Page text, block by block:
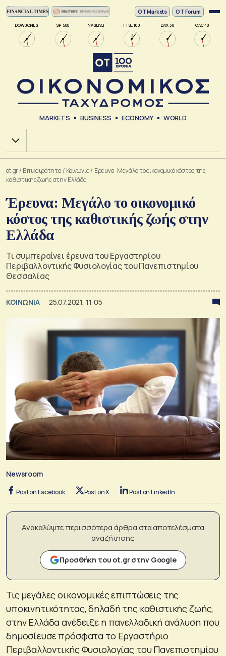
DOW JONES SP 500 NASDAQ FTSE 100 DAX 30 CAC 40
ΟΤ Markets OT Forum
MARKETS BUSINESS ECONOMY WORLD
Χ.Α.
ot.gr/ Επικαιρότητα / Κοινωνία/Έρευνα: Μεγάλο το οικονομικό κόστος της
καθιστικής ζωής στην Ελλάδα
Έρευνα: Μεγάλο το οικονομικό
κόστος της καθιστικής ζωής στην
Ελλάδα
Τι συμπεραίνει έρευνα του Εργαστηρίου
Περιβαλλοντικής Φυσιολογίας του Πανεπιστημίου
Θεσσαλίας
ΚΟΙΝΩΝΙΑ 25.07.2021, 11:05
Newsroom
Post on Facebook Post on X Post on LinkedIn
Ανακαλύψτε περισσότερα άρθρα στα αποτελέσματα
αναζήτησης
Προσθήκη του ot.gr στην Google
Τις μεγάλες οικονομικές επιπτώσεις της
υποκινητικότητας, δηλαδή της καθιστικής ζωής,
στην Ελλάδα ανέδειξε η πανελλαδική ανάλυση που
δημοσίευσε πρόσφατα το Εργαστήριο
Περιβαλλοντικής Φυσιολογίας του Πανεπιστημίου